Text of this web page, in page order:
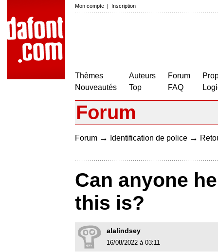
Mon compte | Inscription
Thèmes
Nouveautés
Auteurs
Top
Forum
FAQ
Forum
Forum → Identification de police →
Can anyone
this is?
alalindsey
16/08/2022 à 03:11